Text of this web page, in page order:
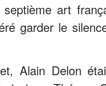
septième art
garder le
Alain Delon